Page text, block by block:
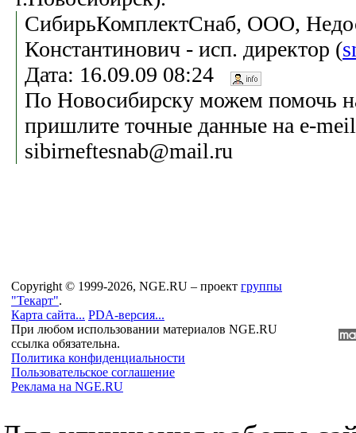
СибирьКомплектСнаб, ООО,
Константинович - исп. директор (
Дата: 16.09.09 08:24
По Новосибирску можем помочь
пришлите точные данные на e-
sibirneftesnab@mail.ru
Copyright © 1999-2026, NGE.RU – проект группы
"Текарт".
Карта сайта... PDA-версия...
При любом использовании материалов NGE.RU
ссылка обязательна.
Политика конфиденциальности
Пользовательское соглашение
Реклама на NGE.RU